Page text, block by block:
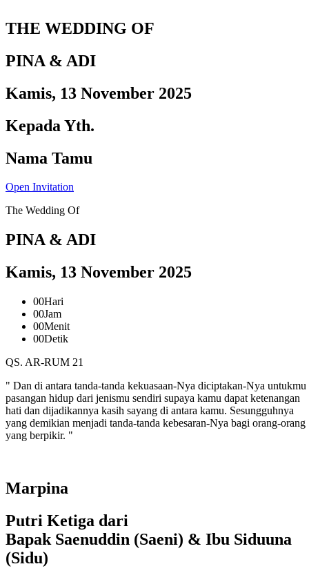
THE WEDDING OF
PINA & ADI
Kamis, 13 November 2025
Kepada Yth.
Nama Tamu
Open Invitation
The Wedding Of
PINA & ADI
Kamis, 13 November 2025
00Hari
00Jam
00Menit
00Detik
QS. AR-RUM 21
" Dan di antara tanda-tanda kekuasaan-Nya diciptakan-Nya untukmu
pasangan hidup dari jenismu sendiri supaya kamu dapat ketenangan
hati dan dijadikannya kasih sayang di antara kamu. Sesungguhnya
yang demikian menjadi tanda-tanda kebesaran-Nya bagi orang-orang
yang berpikir. "
Marpina
Putri Ketiga dari
Bapak Saenuddin (Saeni) & Ibu Siduuna
(Sidu)